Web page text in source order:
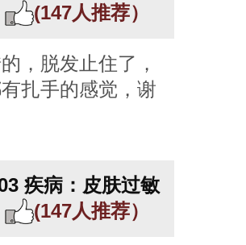
(147人推荐）
，脱发止住了，
扎手的感觉，谢
疾病：皮肤过敏
(147人推荐）